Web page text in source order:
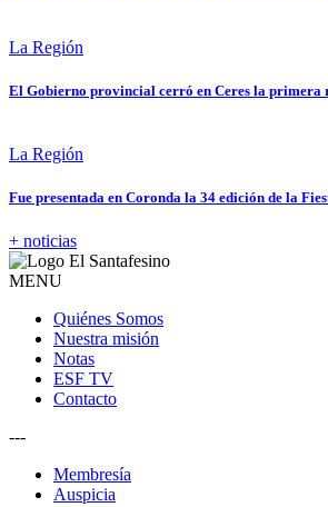
La Región
El Gobierno provincial cerró en Ceres la primera
La Región
Fue presentada en Coronda la 34 edición de la
+ noticias
MENU
Quiénes Somos
Nuestra misión
Notas
ESF TV
Contacto
---
Membresía
Auspicia